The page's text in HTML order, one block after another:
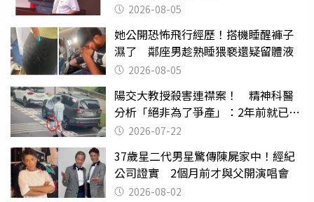
2026-08-05
她公開恐怖飛行經歷！搭機睡醒褲子
濕了 鄰座男趁熟睡猥褻還疑留體液
2026-08-05
陽交大教授殺害連襟案！ 精神科醫
分析「絕非為了爭產」：2年前就已言
行詭異
2026-07-22
37歲星二代男星驚傳陳屍家中！經紀
公司證實 2個月前才與父開演唱會
2026-08-02